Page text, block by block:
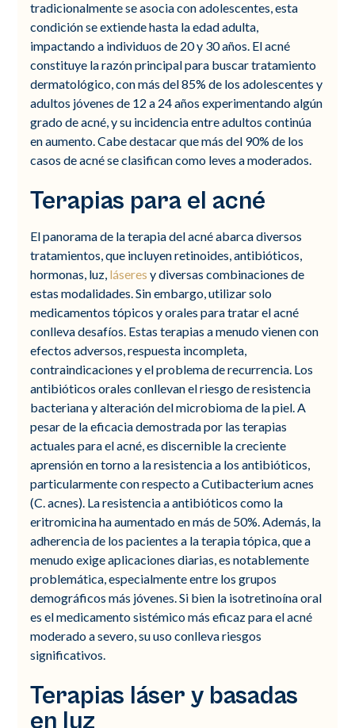
tradicionalmente se asocia con adolescentes, esta
condición se extiende hasta la edad adulta,
impactando a individuos de 20 y 30 años. El acné
constituye la razón principal para buscar tratamiento
dermatológico, con más del 85% de los adolescentes y
adultos jóvenes de 12 a 24 años experimentando algún
grado de acné, y su incidencia entre adultos continúa
en aumento. Cabe destacar que más del 90% de los
casos de acné se clasifican como leves a moderados.
Terapias para el acné
El panorama de la terapia del acné abarca diversos
tratamientos, que incluyen retinoides, antibióticos,
hormonas, luz, láseres y diversas combinaciones de
estas modalidades. Sin embargo, utilizar solo
medicamentos tópicos y orales para tratar el acné
conlleva desafíos. Estas terapias a menudo vienen con
efectos adversos, respuesta incompleta,
contraindicaciones y el problema de recurrencia. Los
antibióticos orales conllevan el riesgo de resistencia
bacteriana y alteración del microbioma de la piel. A
pesar de la eficacia demostrada por las terapias
actuales para el acné, es discernible la creciente
aprensión en torno a la resistencia a los antibióticos,
particularmente con respecto a Cutibacterium acnes
(C. acnes). La resistencia a antibióticos como la
eritromicina ha aumentado en más de 50%. Además, la
adherencia de los pacientes a la terapia tópica, que a
menudo exige aplicaciones diarias, es notablemente
problemática, especialmente entre los grupos
demográficos más jóvenes. Si bien la isotretinoína oral
es el medicamento sistémico más eficaz para el acné
moderado a severo, su uso conlleva riesgos
significativos.
Terapias láser y basadas
en luz